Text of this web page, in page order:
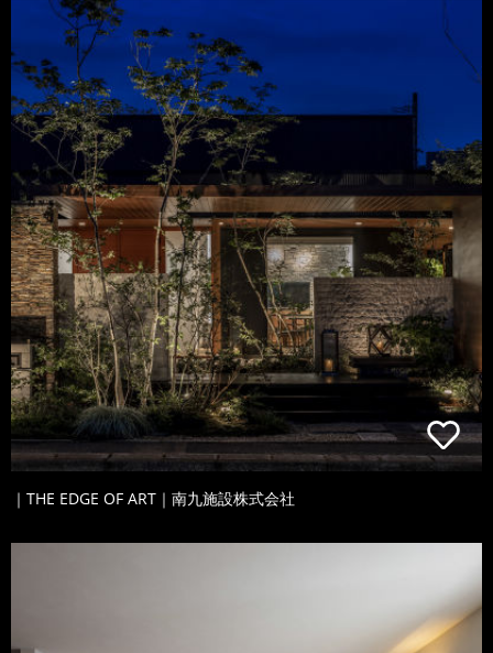
｜THE EDGE OF ART｜南九施設株式会社